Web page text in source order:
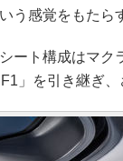
う感覚をもたら
ート構成はマク
F1」を引き継ぎ